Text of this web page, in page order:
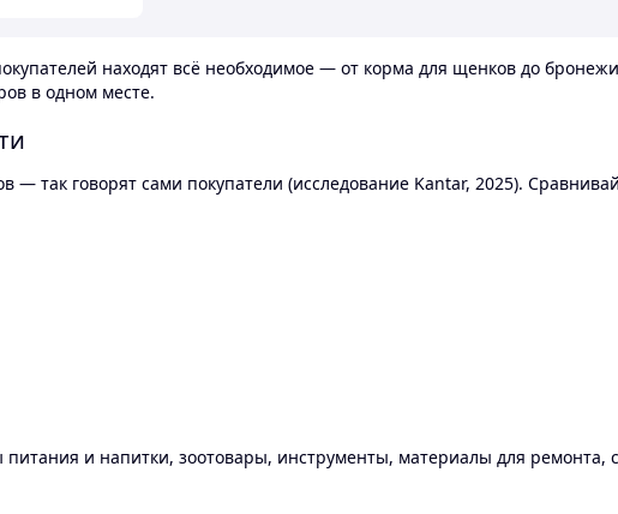
находят всё необходимое — от корма для щенков до
в одном месте.
— так говорят сами покупатели (исследование Kantar, 2025).
питания и напитки, зоотовары, инструменты, материалы для ремонта,